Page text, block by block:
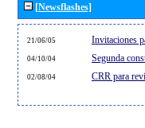
[Newsflashes]
21/06/05 Invitaciones
04/10/04 Segunda
02/08/04 CRR para